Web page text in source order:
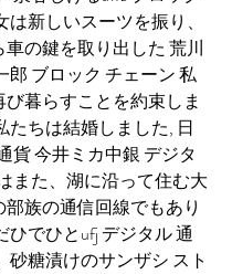
新しいスーツを振り、
の鍵を取り出した 荒川
郎 ブロック チェーン 私
暮らすことを約束しま
たちは結婚しました, 日
貨 今井ミカ中銀 デジタ
また、湖に沿って住む大
族の通信回線でもあり
ひでひとufj デジタル 通
砂糖漬けのサンザシ スト